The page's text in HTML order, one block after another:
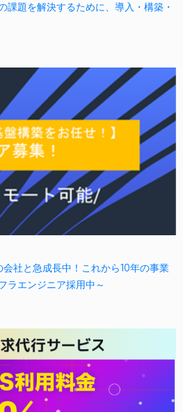
課題を解決するために、導入・構築・
社と急成長中！これから10年の事業
ラエンジニア採用中～